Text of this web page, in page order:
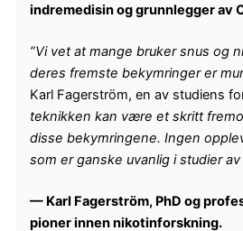
indremedisin og grunnlegger av
”Vi vet at mange bruker snus og
deres fremste bekymringer er
Karl Fagerström, en av studiens
teknikken kan være et skritt
disse bekymringene. Ingen
som er ganske uvanlig i studier
— Karl Fagerström, PhD og
pioner innen nikotinforskning.